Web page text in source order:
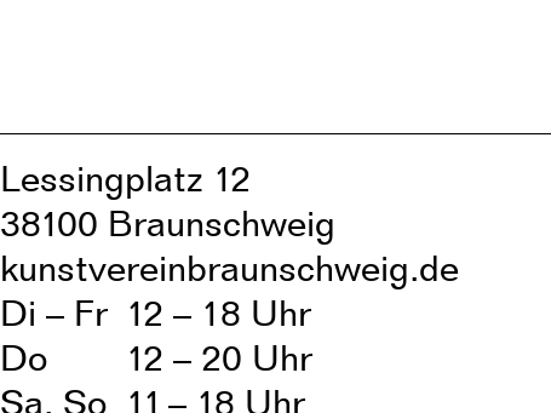
Lessingplatz 12
38100 Braunschweig
kunstvereinbraunschweig.de
Di – Fr
Do
Sa, So
12 – 18 Uhr
12 – 20 Uhr
11– 18 Uhr